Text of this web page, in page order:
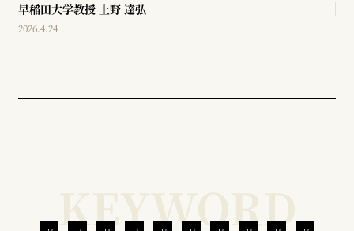
早稲田大学教授 上野 達弘
2026.4.24